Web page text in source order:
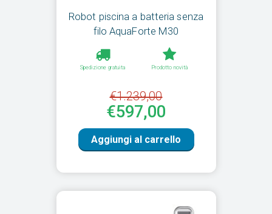
Robot piscina a batteria senza
filo AquaForte M30
Spedizione gratuita Prodotto novità
€1.239,00
€597,00
Aggiungi al carrello